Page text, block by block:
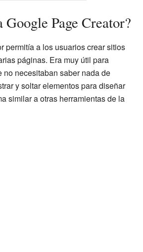
Page Creator?
permitía a los usuarios crear sitios
páginas. Era muy útil para
no necesitaban saber nada de
y soltar elementos para diseñar
similar a otras herramientas de la